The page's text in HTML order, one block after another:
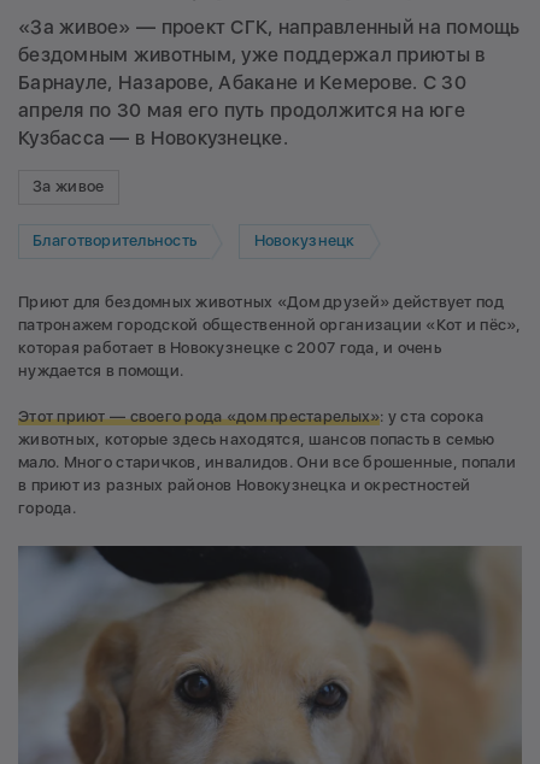
«За живое» — проект СГК, направленный на помощь
бездомным животным, уже поддержал приюты в
Барнауле, Назарове, Абакане и Кемерове. С 30
апреля по 30 мая его путь продолжится на юге
Кузбасса — в Новокузнецке.
За живое
Благотворительность Новокузнецк
Приют для бездомных животных «Дом друзей» действует под
патронажем городской общественной организации «Кот и пёс»,
которая работает в Новокузнецке с 2007 года, и очень
нуждается в помощи.
Этот приют — своего рода «дом престарелых»: у ста сорока
животных, которые здесь находятся, шансов попасть в семью
мало. Много старичков, инвалидов. Они все брошенные, попали
в приют из разных районов Новокузнецка и окрестностей
города.